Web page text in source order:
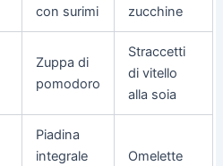
con surimi
zucchine
Zuppa di
pomodoro
Straccetti
di vitello
alla soia
Piadina
integrale
Omelette